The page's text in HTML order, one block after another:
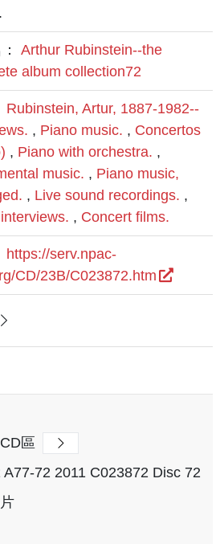
：Arthur Rubinstein--the
album collection72
Rubinstein, Artur, 1887-1982--
, Piano music. , Concertos
, Piano with orchestra. ,
music. , Piano music,
, Live sound recordings. ,
, Concert films.
https://serv.npac-
CD/23B/C023872.htm
區
A77-72 2011 C023872 Disc 72